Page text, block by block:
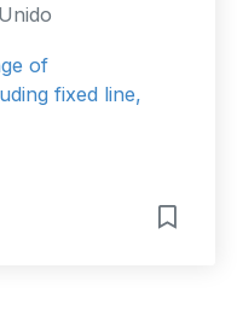
of
fixed line,